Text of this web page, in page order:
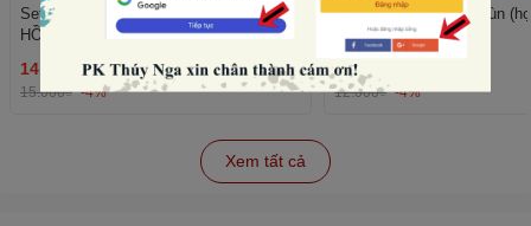
Set 10 mũ sinh nhật hình vương miện-
HỒNG NHẠT (con voi).
14.400₫
15.000₫ -4%
THÊM
Set 50 cây giấy xanh lùn
trái tim).
11.520₫
12.000₫ -4%
Xem tất cả